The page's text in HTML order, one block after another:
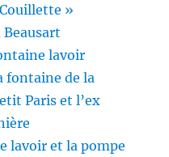
»
lavoir
fontaine de la
Paris et l’ex
lavoir et la pompe